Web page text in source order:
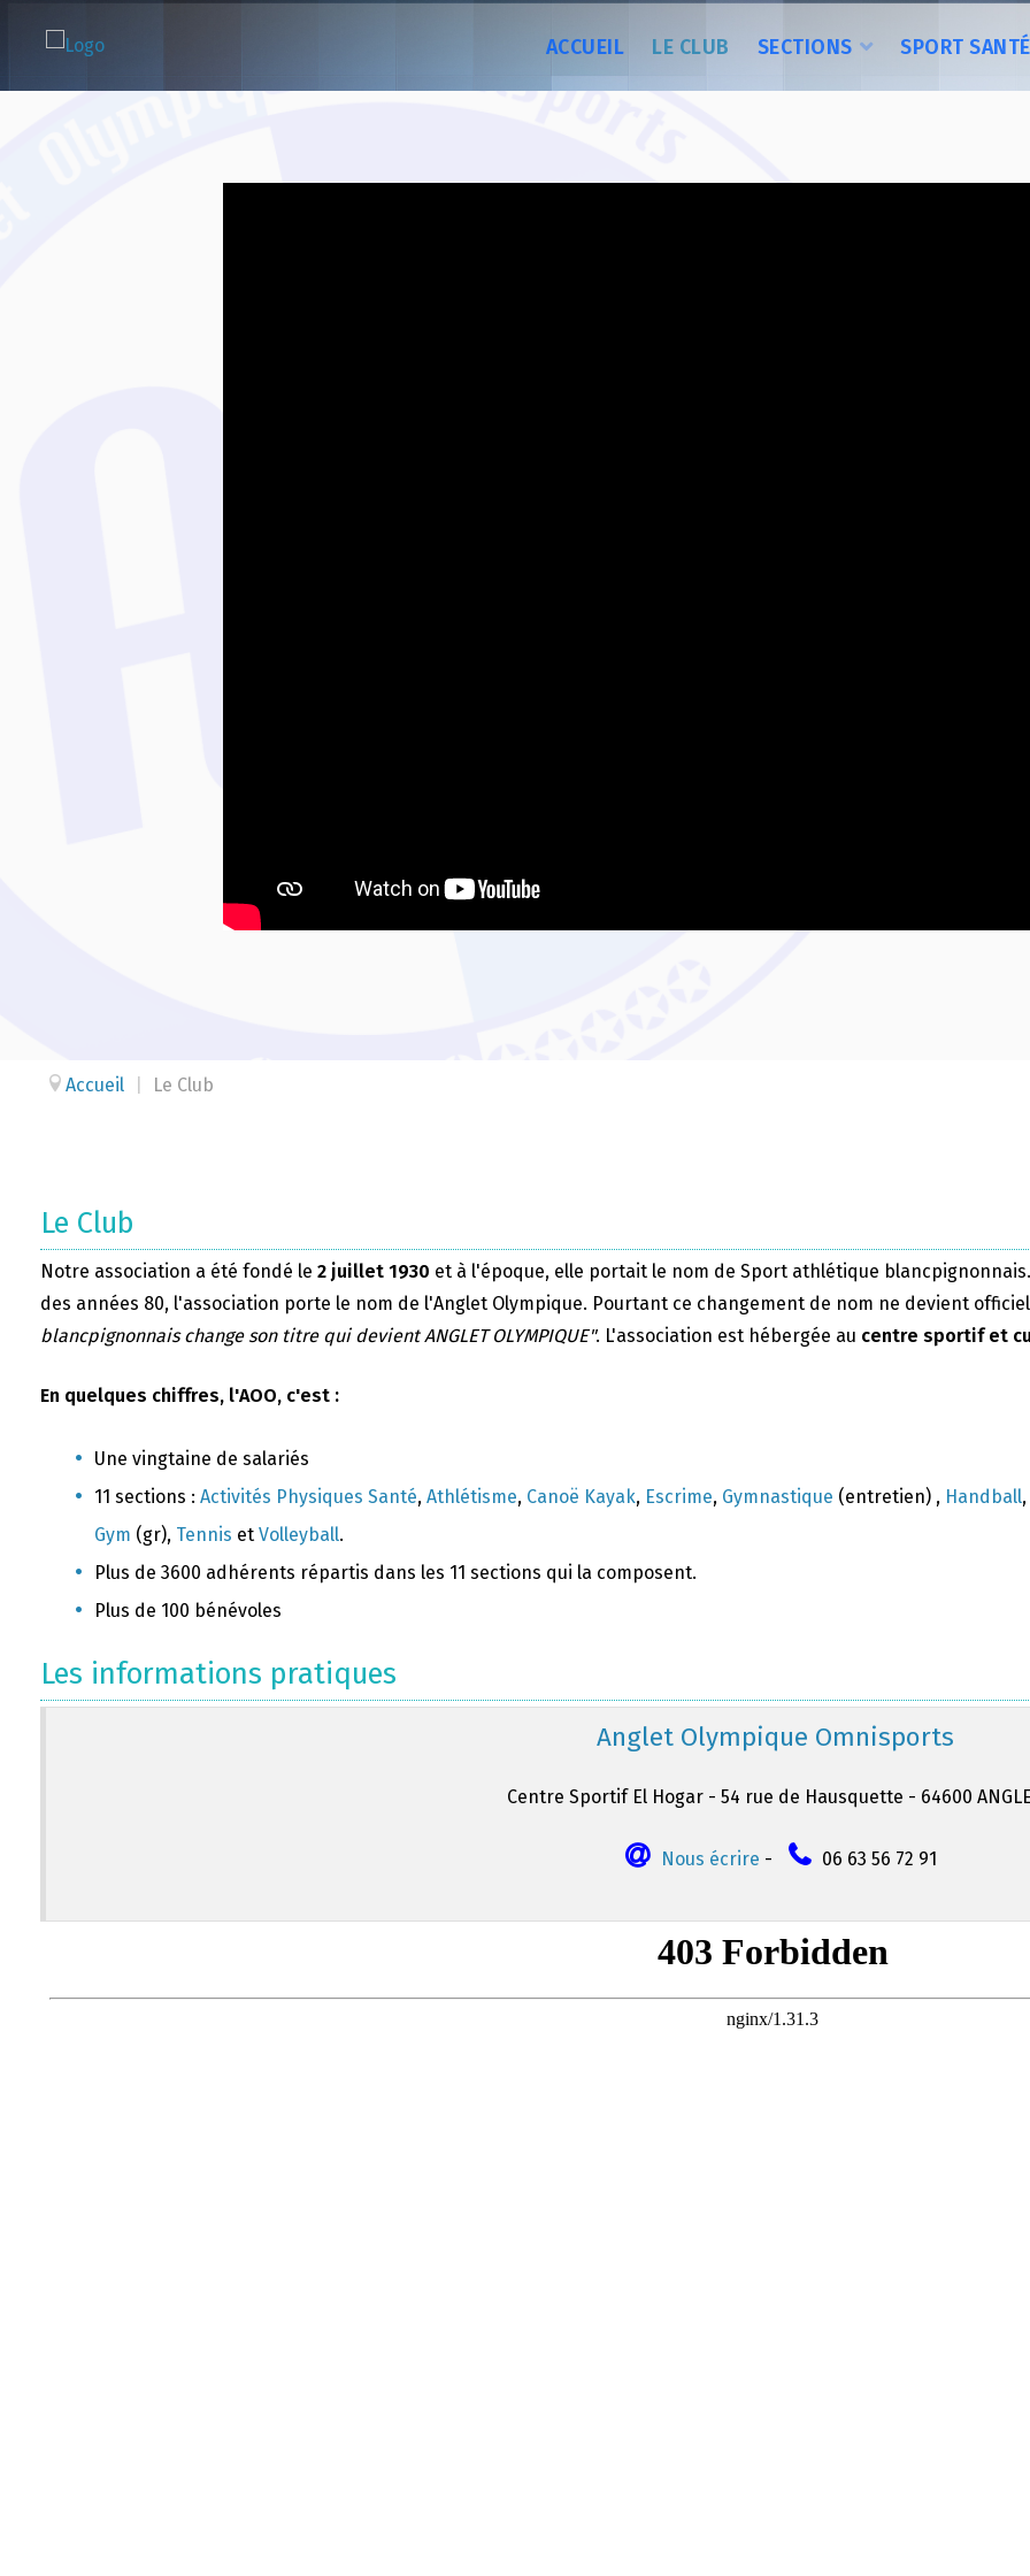
ACCUEIL LE CLUB SECTIONS SPORT SANTÉ
Accueil Le Club
Le Club
Notre association a été fondé le 2 juillet 1930 et à l'époque, elle portait le nom de Sport athlétique
des années 80, l'association porte le nom de l'Anglet Olympique. Pourtant ce changement de nom ne devient
blancpignonnais change son titre qui devient ANGLET OLYMPIQUE". L'association est hébergée au centre sportif et
En quelques chiffres, l'AOO, c'est :
Une vingtaine de salariés
11 sections : Activités Physiques Santé, Athlétisme, Canoë Kayak, Escrime, Gymnastique (entretien) , Handball,
Gym (gr), Tennis et Volleyball.
Plus de 3600 adhérents répartis dans les 11 sections qui la composent.
Plus de 100 bénévoles
Les informations pratiques
Anglet Olympique Omnisports
Centre Sportif El Hogar - 54 rue de Hausquette - 64600
Nous écrire - 06 63 56 72 91